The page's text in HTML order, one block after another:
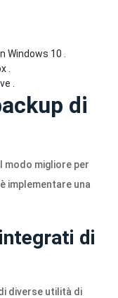
Windows 10 .
.
.
di
modo migliore per
implementare una
di
diverse utilità di